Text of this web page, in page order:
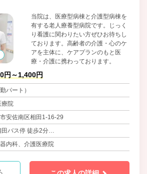
当院は、医療型病棟と介護型病棟を
有する老人療養型病院です。じっく
り看護に関わりたい方ぜひお待ちし
ております。高齢者の介護・心のケ
アを主体に、ケアプランのもと医
療・介護に携わっております。
円～1,400円
パート）
療院
安佐南区相田1-16-29
田バス停 徒歩2分
相田バス停 徒歩1分
内科、介護医療院